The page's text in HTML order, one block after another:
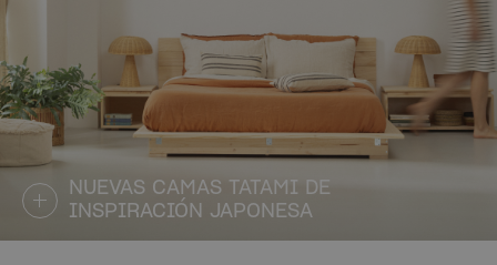
NUEVAS CAMAS TATAMI DE
INSPIRACIÓN JAPONESA